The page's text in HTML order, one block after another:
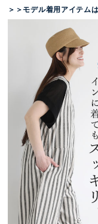
＞＞モデル着用アイテム